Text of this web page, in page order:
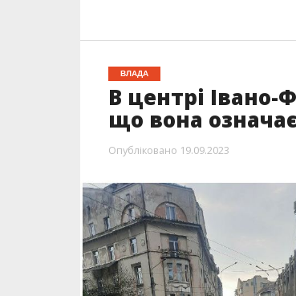
ВЛАДА
В центрі Івано-
що вона
Опубліковано 19.09.2023